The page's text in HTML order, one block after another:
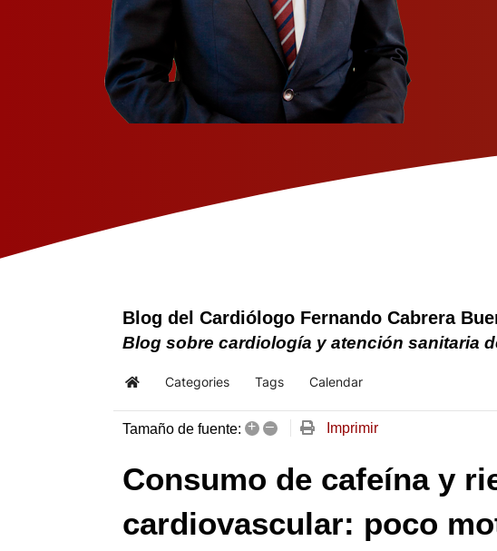
Blog del Cardiólogo Fernando Cabrera
Blog sobre cardiología y atención sanitaria
Home Categories Tags Calendar
Tamaño de fuente: + – Imprimir
Consumo de cafeína y
cardiovascular: poco